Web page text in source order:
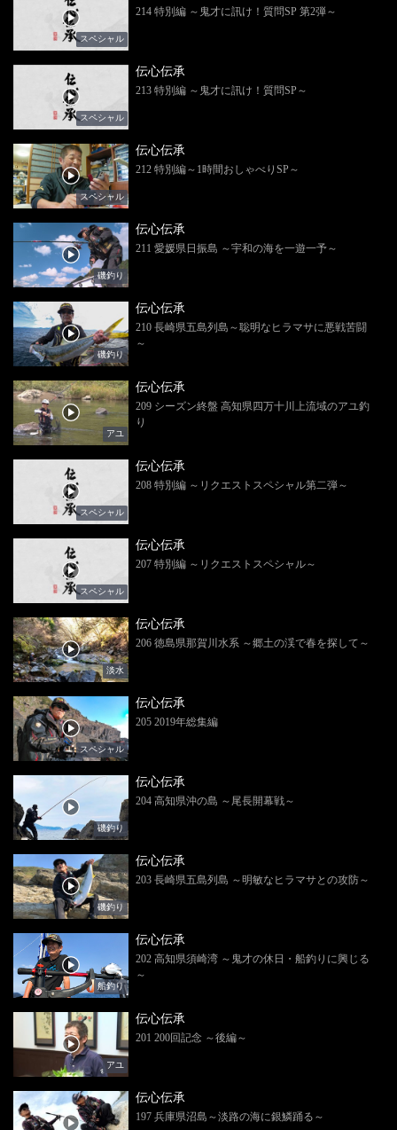
スペシャル
214 特別編 ～鬼才に訊け！質問SP 第2弾～
スペシャル
伝心伝承
213 特別編 ～鬼才に訊け！質問SP～
スペシャル
伝心伝承
212 特別編～1時間おしゃべりSP～
磯釣り
伝心伝承
211 愛媛県日振島 ～宇和の海を一遊一予～
磯釣り
伝心伝承
210 長崎県五島列島～聡明なヒラマサに悪戦苦闘
～
アユ
伝心伝承
209 シーズン終盤 高知県四万十川上流域のアユ釣
り
スペシャル
伝心伝承
208 特別編 ～リクエストスペシャル第二弾～
スペシャル
伝心伝承
207 特別編 ～リクエストスペシャル～
淡水
伝心伝承
206 徳島県那賀川水系 ～郷土の渓で春を探して～
スペシャル
伝心伝承
205 2019年総集編
磯釣り
伝心伝承
204 高知県沖の島 ～尾長開幕戦～
磯釣り
伝心伝承
203 長崎県五島列島 ～明敏なヒラマサとの攻防～
船釣り
伝心伝承
202 高知県須崎湾 ～鬼才の休日・船釣りに興じる
～
アユ
伝心伝承
201 200回記念 ～後編～
伝心伝承
197 兵庫県沼島～淡路の海に銀鱗踊る～